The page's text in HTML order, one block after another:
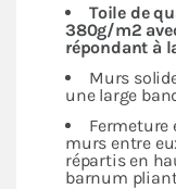
Toile de
380g/m2
répondant à
Murs
une large
Fermeture
murs entre
répartis en
barnum